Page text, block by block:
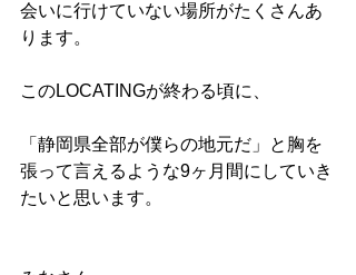
会いに行けていない場所がたくさんあ
ります。
このLOCATINGが終わる頃に、
「静岡県全部が僕らの地元だ」と胸を
張って言えるような9ヶ月間にしていき
たいと思います。